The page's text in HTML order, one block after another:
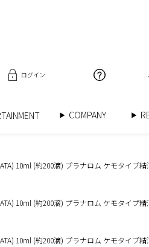
ログイン
COMPANY
10ml (約200滴) プラナロム ケモタイプ
10ml (約200滴) プラナロム ケモタイプ
10ml (約200滴) プラナロム ケモタイプ